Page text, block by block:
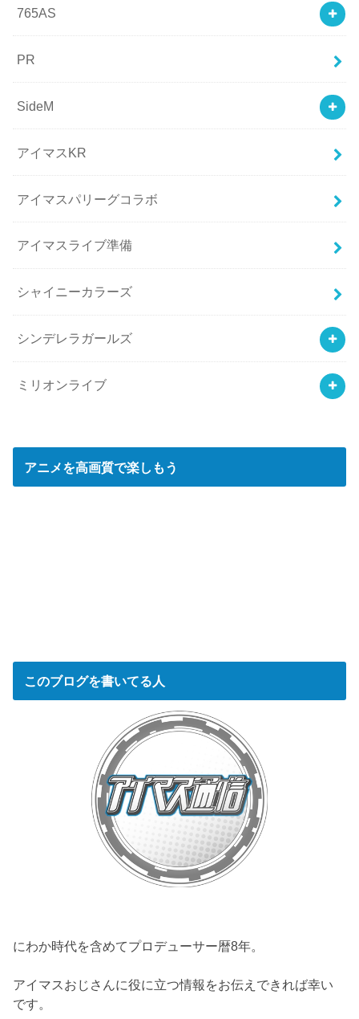
765AS
PR
SideM
アイマスKR
アイマスパリーグコラボ
アイマスライブ準備
シャイニーカラーズ
シンデレラガールズ
ミリオンライブ
アニメを高画質で楽しもう
このブログを書いてる人
にわか時代を含めてプロデューサー暦8年。
アイマスおじさんに役に立つ情報をお伝えできれば幸い
です。